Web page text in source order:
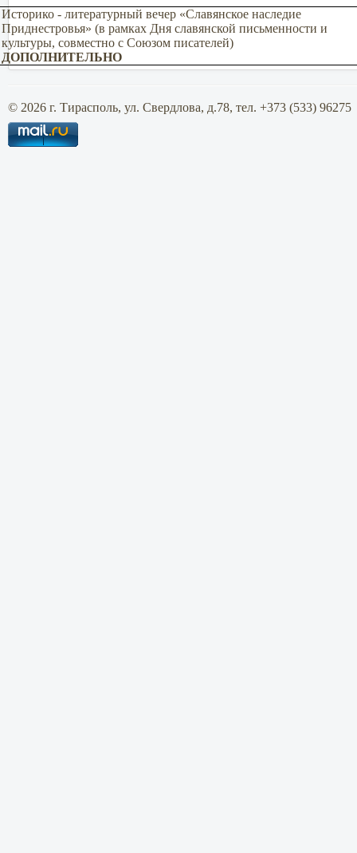
Историко - литературный вечер «Славянское наследие
Приднестровья» (в рамках Дня славянской письменности и
культуры, совместно с Союзом писателей)
ДОПОЛНИТЕЛЬНО
© 2026 г. Тирасполь, ул. Свердлова, д.78, тел. +373 (533) 96275